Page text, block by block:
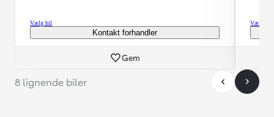
Vælg bil
Kontakt forhandler
Gem
Vælg bil
8 lignende biler